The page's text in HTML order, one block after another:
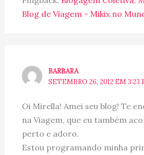
Blog de Viagem - Mikix no
BARBARA
SETEMBRO 26, 2012 EM 3:23
Oi Mirella! Amei seu blog! Te
na Viagem, que eu também
perto e adoro.
Estou programando minha